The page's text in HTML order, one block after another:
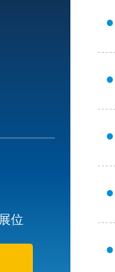
位
●
●
●
●
●